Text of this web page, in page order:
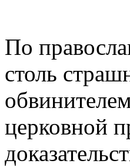
По
столь
церковной